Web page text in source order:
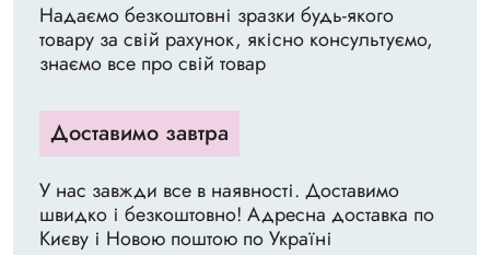
Надаємо безкоштовні зразки будь-якого
товару за свій рахунок, якісно консультуємо,
знаємо все про свій товар
Доставимо завтра
У нас завжди все в наявності. Доставимо
швидко і безкоштовно! Адресна доставка по
Києву і Новою поштою по Україні